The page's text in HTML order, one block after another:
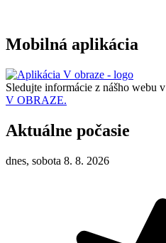
Mobilná aplikácia
Sledujte informácie z nášho webu v
V OBRAZE.
Aktuálne počasie
dnes, sobota 8. 8. 2026